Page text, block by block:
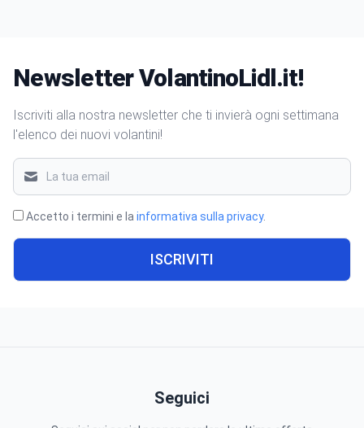
Newsletter VolantinoLidl.it!
Iscriviti alla nostra newsletter che ti invierà ogni settimana
l'elenco dei nuovi volantini!
Accetto i termini e lainformativa sulla privacy.
ISCRIVITI
Seguici